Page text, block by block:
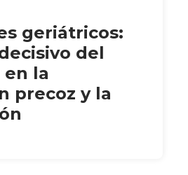
geriátricos:
del
la
precoz y la